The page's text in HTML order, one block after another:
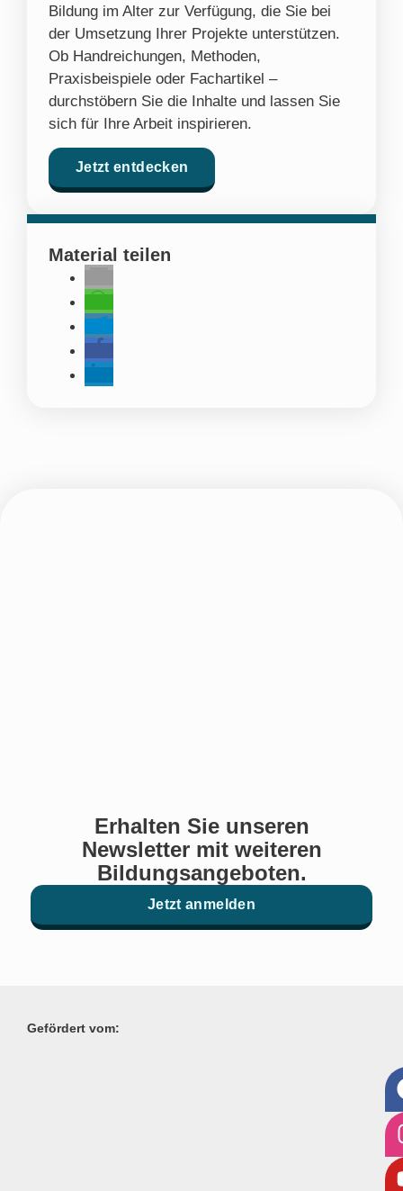
Bildung im Alter zur Verfügung, die Sie bei
der Umsetzung Ihrer Projekte unterstützen.
Ob Handreichungen, Methoden,
Praxisbeispiele oder Fachartikel –
durchstöbern Sie die Inhalte und lassen Sie
sich für Ihre Arbeit inspirieren.
Jetzt entdecken
Material teilen
Erhalten Sie unseren
Newsletter mit weiteren
Bildungsangeboten.
Jetzt anmelden
Gefördert vom: